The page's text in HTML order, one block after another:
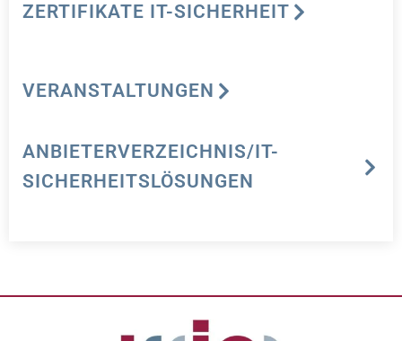
ZERTIFIKATE IT-SICHERHEIT
VERANSTALTUNGEN
ANBIETERVERZEICHNIS/IT-
SICHERHEITSLÖSUNGEN